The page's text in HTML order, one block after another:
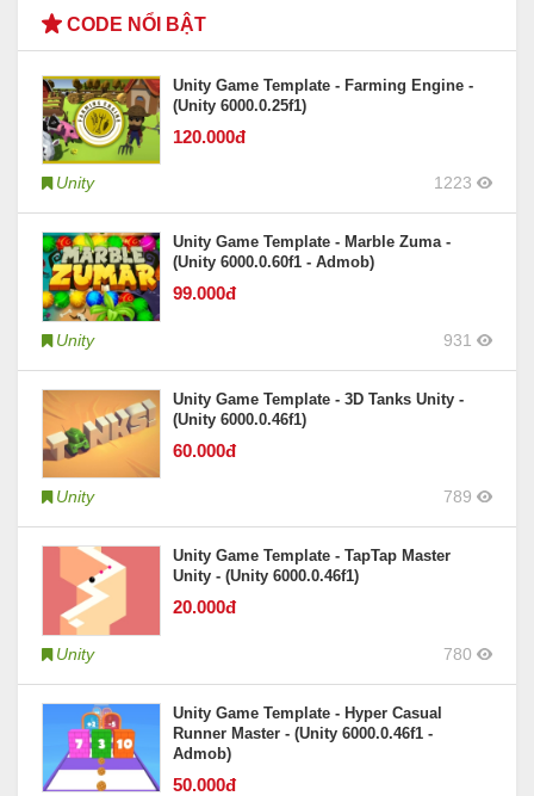
CODE NỔI BẬT
Unity Game Template - Farming Engine -
(Unity 6000.0.25f1)
120.000đ
Unity 1223
Unity Game Template - Marble Zuma -
(Unity 6000.0.60f1 - Admob)
99.000đ
Unity 931
Unity Game Template - 3D Tanks Unity -
(Unity 6000.0.46f1)
60.000đ
Unity 789
Unity Game Template - TapTap Master
Unity - (Unity 6000.0.46f1)
20.000đ
Unity 780
Unity Game Template - Hyper Casual
Runner Master - (Unity 6000.0.46f1 -
Admob)
50.000đ